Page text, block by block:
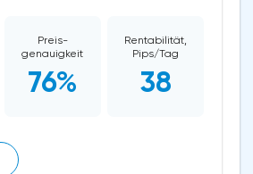
Preis-
genauigkeit
76%
Rentabilität,
Pips/Tag
38